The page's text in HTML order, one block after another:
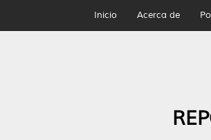
Inicio Acerca de